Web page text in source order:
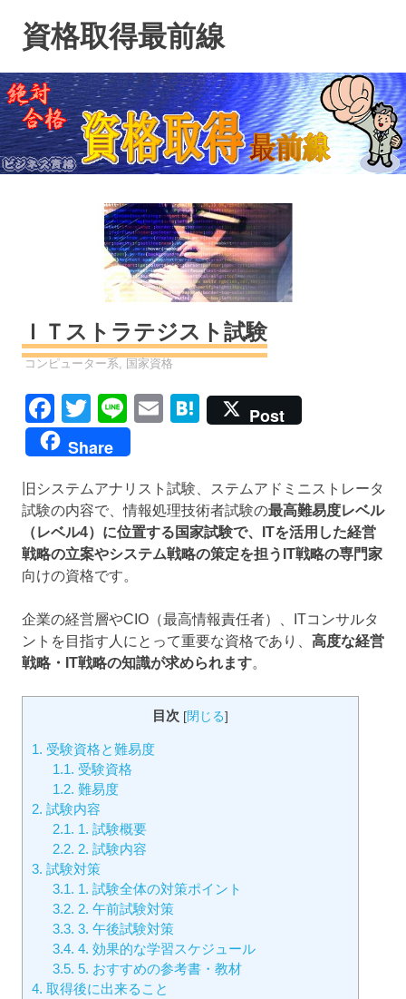
ン
ツ
へ
ス
キ
資格取得最前線
ＩＴストラテジスト試験
資格
コンピューター系 国家資格
Facebook
Twitter
LineEmailHatena
Post
Share
旧システムアナリスト試験、ステムアドミニストレータ
試験の内容で、情報処理技術者試験の最高難易度レベル
（レベル4）に位置する国家試験で、ITを活用した経営
戦略の立案やシステム戦略の策定を担うIT戦略の専門家
向けの資格です。
企業の経営層やCIO（最高情報責任者）、ITコンサルタ
ントを目指す人にとって重要な資格であり、 高度な経営
戦略・IT戦略の知識が求められます。
目次 [閉じる]
1. 受験資格と難易度
1.1. 受験資格
1.2. 難易度
2. 試験内容
2.1. 1. 試験概要
2.2. 2. 試験内容
3. 試験対策
3.1. 1. 試験全体の対策ポイント
3.2. 2. 午前試験対策
3.3. 3. 午後試験対策
3.4. 4. 効果的な学習スケジュール
3.5. 5. おすすめの参考書・教材
4. 取得後に出来ること